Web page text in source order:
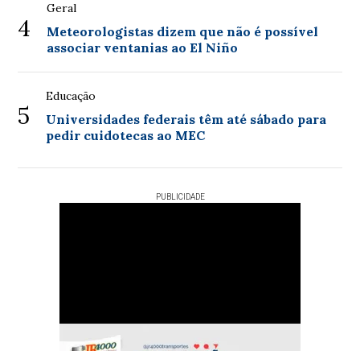
4
Geral
Meteorologistas dizem que não é possível
associar ventanias ao El Niño
5
Educação
Universidades federais têm até sábado para
pedir cuidotecas ao MEC
PUBLICIDADE